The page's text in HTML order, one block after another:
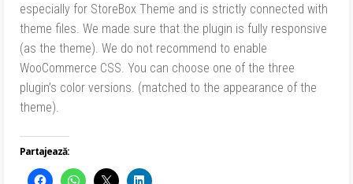
especially for StoreBox Theme and is strictly connected with
theme files. We made sure that the plugin is fully responsive
(as the theme). We do not recommend to enable
WooCommerce CSS. You can choose one of the three
plugin’s color versions. (matched to the appearance of the
theme).
Partajează: